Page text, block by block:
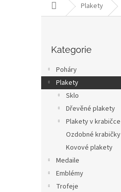
Domů Plakety
a
n
kategorie
Kategorie
Poháry
Plakety
Sklo
Dřevěné plakety
Plakety v krabičce
Ozdobné krabičky
Kovové plakety
Medaile
Emblémy
Trofeje